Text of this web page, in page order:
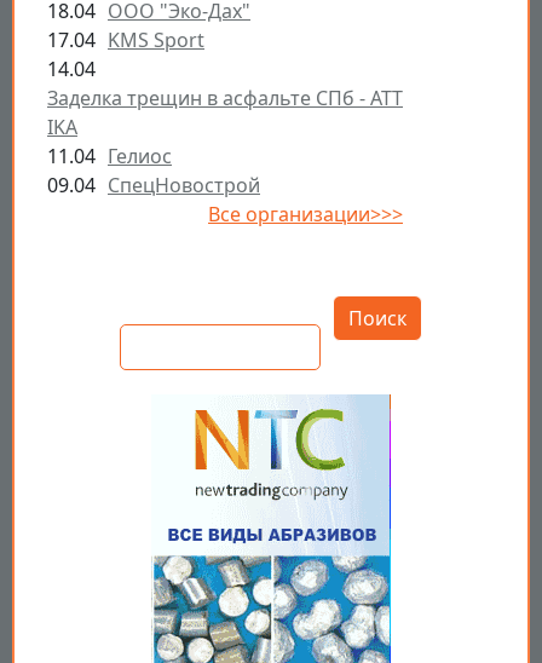
18.04 ООО "Эко-Дах"
17.04 KMS Sport
14.04
Заделка трещин в асфальте СПб - ATT
IKA
11.04 Гелиос
09.04 СпецНовострой
Все организации>>>